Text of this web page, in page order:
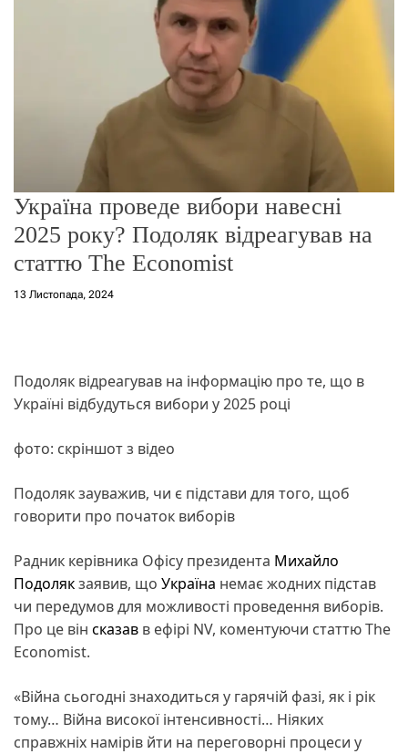
е
ж
и
Україна проведе вибори навесні
2025 року? Подоляк відреагував на
статтю The Economist
13 Листопада, 2024
Подоляк відреагував на інформацію про те, що в
Україні відбудуться вибори у 2025 році
фото: скріншот з відео
Подоляк зауважив, чи є підстави для того, щоб
говорити про початок виборів
Радник керівника Офісу президента Михайло
Подолякзаявив, що Україна немає жодних підстав
чи передумов для можливості проведення виборів.
Про це він сказав в ефірі NV, коментуючи статтю The
Economist.
«Війна сьогодні знаходиться у гарячій фазі, як і рік
тому… Війна високої інтенсивності… Ніяких
справжніх намірів йти на переговорні процеси у